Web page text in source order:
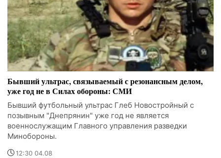
Бывший ультрас, связываемый с резонансным делом,
уже год не в Силах обороны: СМИ
Бывший футбольный ультрас Глеб Новостройный с
позывным "Днепрянин" уже год не является
военнослужащим Главного управления разведки
Минобороны.
12:30 04.08